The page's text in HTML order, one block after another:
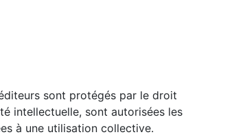
sont protégés par le droit
intellectuelle, sont autorisées les
à une utilisation collective.